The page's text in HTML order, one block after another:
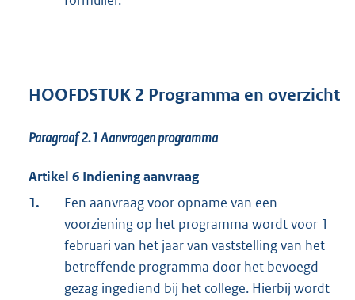
HOOFDSTUK 2 Programma en overzicht
Paragraaf 2.1Aanvragen programma
Artikel 6 Indiening aanvraag
1.
Een aanvraag voor opname van een
voorziening op het programma wordt voor 1
februari van het jaar van vaststelling van het
betreffende programma door het bevoegd
gezag ingediend bij het college. Hierbij wordt